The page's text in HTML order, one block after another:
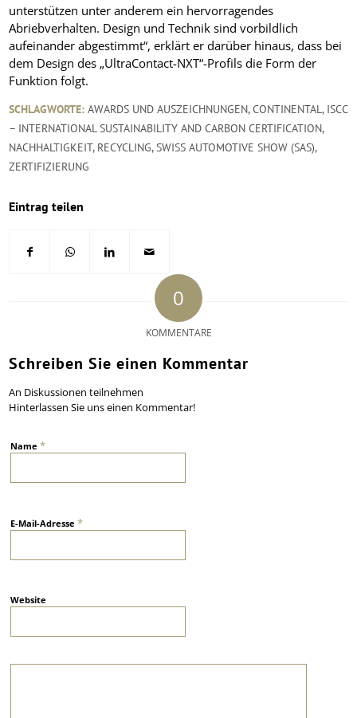
unterstützen unter anderem ein hervorragendes
Abriebverhalten. Design und Technik sind vorbildlich
aufeinander abgestimmt“, erklärt er darüber hinaus, dass bei
dem Design des „UltraContact-NXT“-Profils die Form der
Funktion folgt.
SCHLAGWORTE: AWARDS UND AUSZEICHNUNGEN,CONTINENTAL, ISCC
– INTERNATIONAL SUSTAINABILITY AND CARBON CERTIFICATION,
NACHHALTIGKEIT, RECYCLING,SWISS AUTOMOTIVE SHOW (SAS),
ZERTIFIZIERUNG
Eintrag teilen
0
KOMMENTARE
Schreiben Sie einen Kommentar
An Diskussionen teilnehmen
Hinterlassen Sie uns einen Kommentar!
Name*
E-Mail-Adresse*
Website